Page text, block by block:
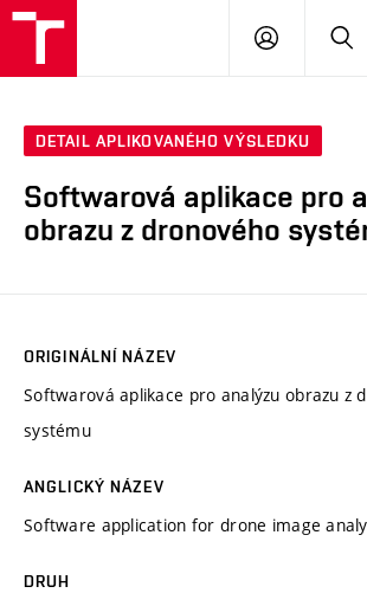
PŘIHLÁSIT
DETAIL APLIKOVANÉHO VÝSLEDKU
Softwarová aplikace pro
obrazu z dronového
ORIGINÁLNÍ NÁZEV
Softwarová aplikace pro analýzu obrazu z
systému
ANGLICKÝ NÁZEV
Software application for drone image
DRUH